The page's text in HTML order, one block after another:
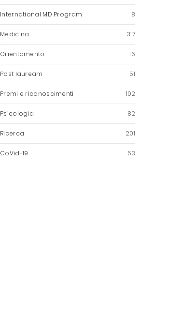
International MD Program 8
Medicina 317
Orientamento 16
Post lauream 51
Premi e riconoscimenti 102
Psicologia 82
Ricerca 201
CoVid-19 53